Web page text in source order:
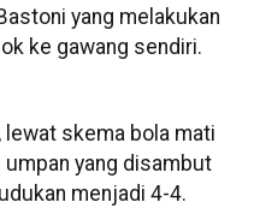
yang melakukan
ke gawang sendiri.
lewat skema bola mati
yang disambut
menjadi 4-4.